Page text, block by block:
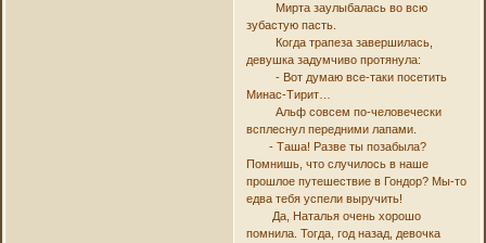
Мирта заулыбалась во всю
зубастую пасть.
Когда трапеза завершилась,
девушка задумчиво протянула:
- Вот думаю все-таки посетить
Минас-Тирит…
Альф совсем по-человечески
всплеснул передними лапами.
- Таша! Разве ты позабыла?
Помнишь, что случилось в наше
прошлое путешествие в Гондор? Мы-то
едва тебя успели выручить!
Да, Наталья очень хорошо
помнила. Тогда, год назад, девочка